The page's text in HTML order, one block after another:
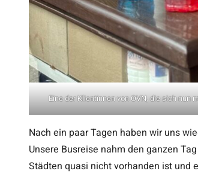
Eine der Klientinnen von OVN, die sich
Nach ein paar Tagen haben wir uns
Unsere Busreise nahm den ganzen
Städten quasi nicht vorhanden ist und